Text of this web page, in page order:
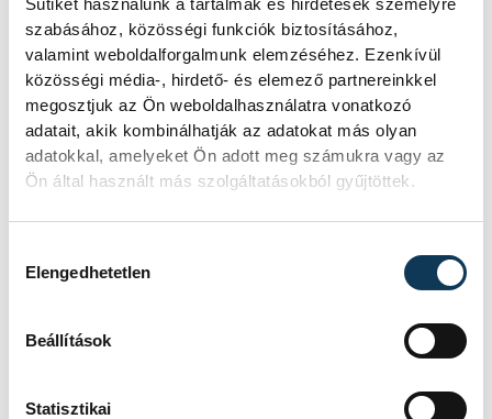
Sütiket használunk a tartalmak és hirdetések személyre
szabásához, közösségi funkciók biztosításához,
valamint weboldalforgalmunk elemzéséhez. Ezenkívül
közösségi média-, hirdető- és elemező partnereinkkel
megosztjuk az Ön weboldalhasználatra vonatkozó
adatait, akik kombinálhatják az adatokat más olyan
adatokkal, amelyeket Ön adott meg számukra vagy az
Ön által használt más szolgáltatásokból gyűjtöttek.
Elengedhetetlen
Beállítások
Statisztikai
a parlament jövő kedden válassza
meg az új köztársasági elnököt.
Valami óriási csapódott a
Holdba ma reggel
reggel. Magyar idő szerint 8:35 körül
a Hold felszínébe csapódott a SpaceX
egyik Falcon–9 rakétájának felső
szabad szemmel nem lehetett látni, a
szakemberek azonban távcsövekkel